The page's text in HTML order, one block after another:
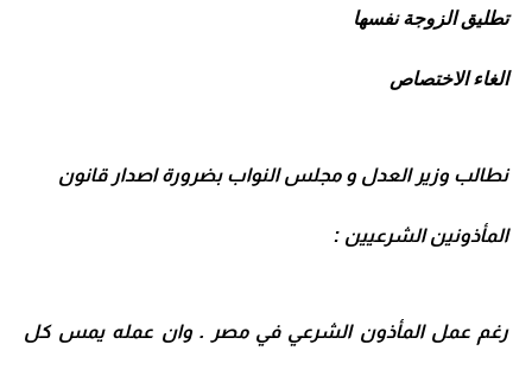
تطليق الزوجة نفسها
الغاء الاختصاص
نطالب وزير العدل و مجلس النواب بضرورة اصدار قانون
المأذونين الشرعيين :
رغم عمل المأذون الشرعي في مصر . وان عمله يمس كل